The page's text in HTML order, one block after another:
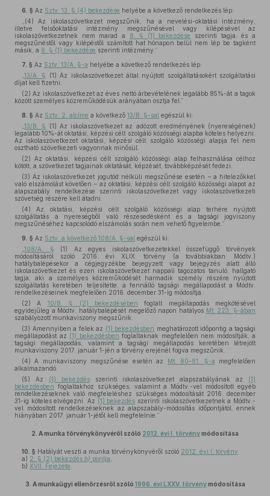
6. § Az Sztv. 13. § (4) bekezdése helyébe a következő rendelkezés lép:
„(4) Az iskolaszövetkezet megszűnik, ha a nevelési-oktatási intézmény,
illetve felsőoktatási intézmény megszűnésével vagy kilépésével az
iskolaszövetkezetnek nem marad a
8. § (1) bekezdése
szerinti tagja, és a
megszűnéstől vagy kilépéstől számított hat hónapon belül nem lép be tagként
másik, a 8. § (1) bekezdése szerinti intézmény.”
7. § Az Sztv. 13/A. §-a helyébe a következő rendelkezés lép:
13/A. §
(1) Az iskolaszövetkezet által nyújtott szolgáltatásokért szolgáltatási
díjat kell fizetni.
(2) Az iskolaszövetkezet az éves nettó árbevételének legalább 85%-át a tagok
között személyes közreműködésük arányában osztja fel.”
8. § Az Sztv. 2. alcíme a következő 13/B. §-sal egészül ki:
13/B. §
(1) Az iskolaszövetkezet az adózott eredményének (nyereségének)
legalább 10%-át oktatási, képzési célt szolgáló közösségi alapba köteles helyezni.
Az iskolaszövetkezet oktatási, képzési célt szolgáló közösségi alapja fel nem
osztható szövetkezeti vagyonnak minősül.
(2) Az oktatási, képzési célt szolgáló közösségi alap felhasználása célhoz
kötött, a szövetkezet tagjainak oktatását, képzését, továbbképzését fedezi.
(3) Az iskolaszövetkezet jogutód nélküli megszűnése esetén – a hitelezőkkel
való elszámolást követően – az oktatási, képzési célt szolgáló közösségi alapot az
alapszabály rendelkezése szerinti iskolaszövetkezet vagy iskolaszövetkezeti
szövetség részére kell átadni.
(4) Az oktatási, képzési célt szolgáló közösségi alap terhére nyújtott
szolgáltatás a nyereségből való részesedésként és a tagsági jogviszony
megszűnéséhez kapcsolódó elszámolás során nem vehető figyelembe.”
9. § Az Sztv. a következő 108/A. §-sal egészül ki:
108/A. § (1) Az egyes iskolaszövetkezetekkel összefüggő törvények
módosításáról szóló 2016. évi XLIX. törvény (a továbbiakban: Módtv.)
hatálybalépésekor a cégjegyzékbe bejegyzett vagy bejegyzés alatt álló
iskolaszövetkezet és ezen iskolaszövetkezet nappali tagozatos tanuló, hallgató
tagja, aki a személyes közreműködését harmadik személy részére nyújtott
szolgáltatás keretében teljesítette, a fennálló tagsági megállapodást a Módtv.
rendelkezéseinek megfelelően 2016. december 31-ig módosítja.
(2) A 10/B. § (2) bekezdésében foglalt megállapodás megkötésével
egyidejűleg a Módtv. hatálybalépését megelőző napon hatályos Mt. 223. §-ában
szabályozott munkaviszony megszűnik.
(3) Amennyiben a felek az (1) bekezdésben meghatározott időpontig a tagsági
megállapodást az (1) bekezdésben foglaltaknak megfelelően nem módosítják, a
tagsági megállapodás, valamint a tagsági megállapodás keretében létrejött
munkaviszony 2017. január 1-jén a törvény erejénél fogva megszűnik.
(4) A munkaviszony megszűnése esetén az
Mt. 80–81. §-a megfelelően
alkalmazandó.
(5) Az
(1) bekezdésszerinti iskolaszövetkezet alapszabályának az (1)
bekezdésben foglaltakhoz szükséges, valamint a Módtv.-vel módosított egyéb
rendelkezéseknek való megfeleléshez szükséges módosítását 2016. december
31-ig köteles elvégezni. Az (1) bekezdés szerinti iskolaszövetkezetnek a Módtv.-
vel módosított rendelkezéseknek az alapszabály-módosítás időpontjától, ennek
hiányában 2017. január 1-jétől kell megfelelnie.”
2. A munka törvénykönyvéről szóló 2012. évi I. törvénymódosítása
10. § Hatályát veszti a munka törvénykönyvéről szóló 2012. évi I. törvény
a) 2. § (2) bekezdés b) pontja
b) XVII. Fejezete
3. A munkaügyi ellenőrzésről szóló 1996. évi LXXV. törvénymódosítása